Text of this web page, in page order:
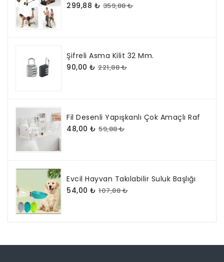
299,88 ₺ 359,88 ₺
Şifreli Asma Kilit 32 Mm.
90,00 ₺ 221,88 ₺
Fil Desenli Yapışkanlı Çok Amaçlı Raf
48,00 ₺ 59,88 ₺
Evcil Hayvan Takılabilir Suluk Başlığı
54,00 ₺ 107,88 ₺